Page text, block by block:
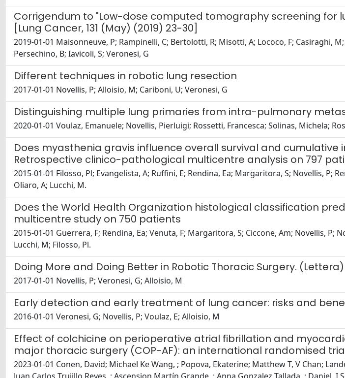
Corrigendum to "Low-dose computed tomography screening for
[Lung Cancer, 131 (May) (2019) 23-30]
2019-01-01 Maisonneuve, P; Rampinelli, C; Bertolotti, R; Misotti, A; Lococo, F; Casiraghi,
Persechino, B; Iavicoli, S; Veronesi, G
Different techniques in robotic lung resection
2017-01-01 Novellis, P; Alloisio, M; Cariboni, U; Veronesi, G
Distinguishing multiple lung primaries from intra-pulmonary
2020-01-01 Voulaz, Emanuele; Novellis, Pierluigi; Rossetti, Francesca; Solinas, Michela;
Does myasthenia gravis influence overall survival and
Retrospective clinico-pathological multicentre analysis on 797
2015-01-01 Filosso, Pl; Evangelista, A; Ruffini, E; Rendina, Ea; Margaritora, S; Novellis, P;
Oliaro, A; Lucchi, M.
Does the World Health Organization histological classification
multicentre study on 750 patients
2015-01-01 Guerrera, F; Rendina, Ea; Venuta, F; Margaritora, S; Ciccone, Am; Novellis, P;
Lucchi, M; Filosso, Pl.
Doing More and Doing Better in Robotic Thoracic Surgery. (Lettera)
2017-01-01 Novellis, P; Veronesi, G; Alloisio, M
Early detection and early treatment of lung cancer: risks and
2016-01-01 Veronesi, G; Novellis, P; Voulaz, E; Alloisio, M
Effect of colchicine on perioperative atrial fibrillation and
major thoracic surgery (COP-AF): an international randomised
2023-01-01 Conen, David; Michael Ke Wang, ; Popova, Ekaterine; Matthew T, V Chan;